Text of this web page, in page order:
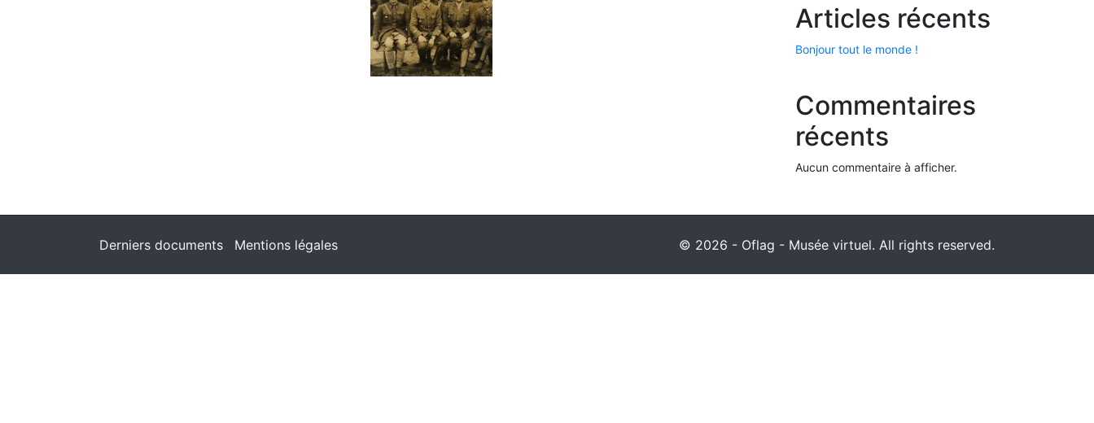
Articles récents
Bonjour tout le monde !
Commentaires
récents
Aucun commentaire à afficher.
Derniers documents Mentions légales © 2026 - Oflag - Musée virtuel. All rights reserved.